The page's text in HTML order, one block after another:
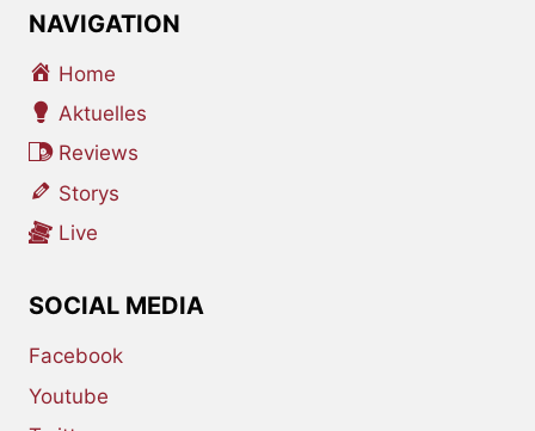
NAVIGATION
Home
Aktuelles
Reviews
Storys
Live
SOCIAL MEDIA
Facebook
Youtube